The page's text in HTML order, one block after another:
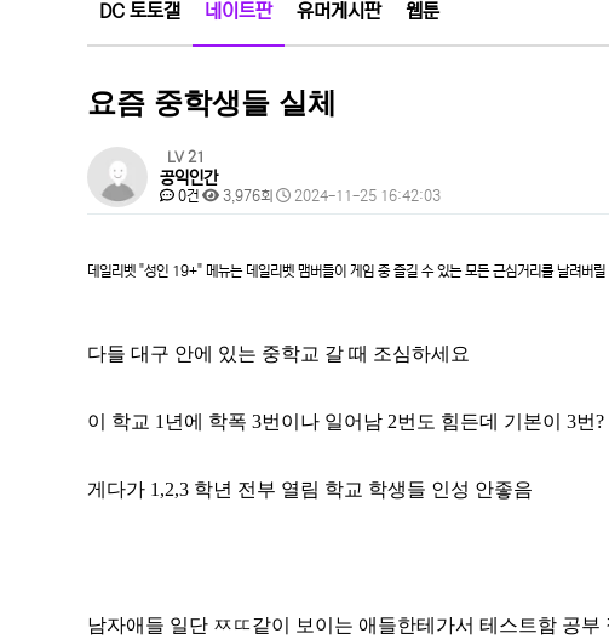
DC 토토갤 네이트판 유머게시판 웹툰
요즘 중학생들 실체
페
이
지
보
LV 21
공익인간
댓
글
0건 조
회
3,976회 작
성
2024-11-25 16:42:03
데일리벳 "성인 19+" 메뉴는 데일리벳 맴버들이 게임 중 즐길 수 있는 모든 근심거리를 날려버
다들 대구 안에 있는 중학교 갈 때 조심하세요
이 학교 1년에 학폭 3번이나 일어남 2번도 힘든데 기본이 3번
게다가 1,2,3 학년 전부 열림 학교 학생들 인성 안좋음
남자애들 일단 ㅉㄸ같이 보이는 애들한테가서 테스트함 공부